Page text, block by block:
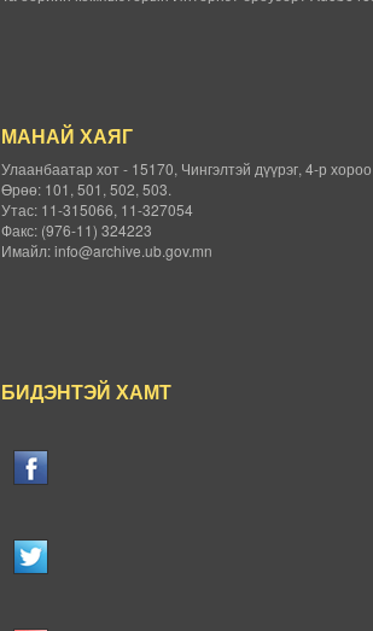
МАНАЙ ХАЯГ
Улаанбаатар хот - 15170, Чингэлтэй дүүрэг, 4-р
Өрөө: 101, 501, 502, 503.
Утас: 11-315066, 11-327054
Факс: (976-11) 324223
Имайл: info@archive.ub.gov.mn
БИДЭНТЭЙ ХАМТ